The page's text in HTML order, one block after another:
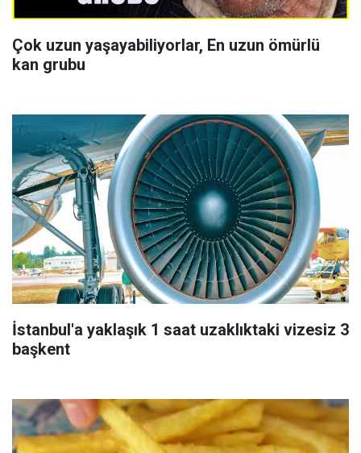
Çok uzun yaşayabiliyorlar, En uzun ömürlü
kan grubu
İstanbul'a yaklaşık 1 saat uzaklıktaki vizesiz 3
başkent